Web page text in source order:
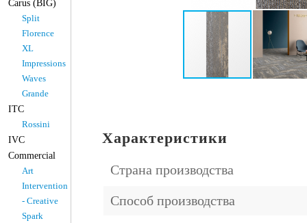
Carus (BIG)
Split
Florence
XL
Impressions
Waves
Grande
ITC
Rossini
IVC
Commercial
Art
Intervention
- Creative
Spark
Характеристики
Страна производства
Способ производства